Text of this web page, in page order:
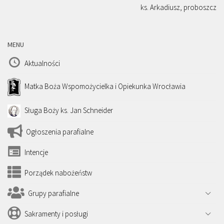
ks. Arkadiusz, proboszcz
MENU
Aktualności
Matka Boża Wspomożycielka i Opiekunka Wrocławia
Sługa Boży ks. Jan Schneider
Ogłoszenia parafialne
Intencje
Porządek nabożeństw
Grupy parafialne
Sakramenty i posługi